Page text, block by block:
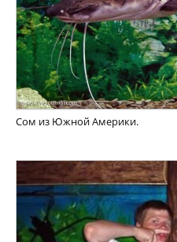
Сом из Южной Америки.